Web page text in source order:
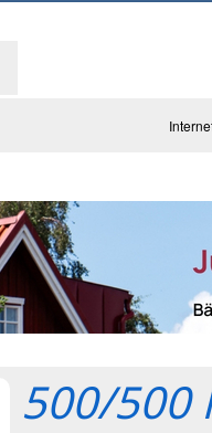
500/500